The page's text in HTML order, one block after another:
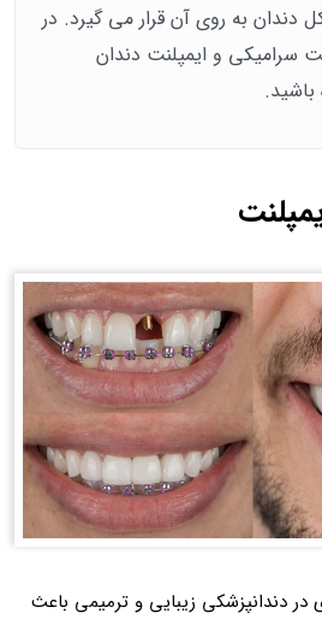
به روی آن قرار می گیرد. در
سرامیکی و ایمپلنت دندان
باشید.
در دندانپزشکی زیبایی و ترمیمی باعث